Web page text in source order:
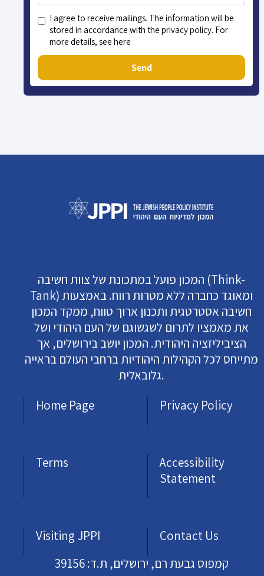
I agree to receive mailings. The information will be
stored in accordance with the privacy policy. For
more details, see here
Send
המכון פועל במתכונת של צוות חשיבה (Think-
Tank) ומאוגד כחברה ללא מטרות רווח. באמצעות
חשיבה אסטרטגית ותכנון ארוך טווח, ממקד המכון
את מאמציו לתרום לשגשוגם של העם היהודי ושל
הציביליזציה היהודית. המכון יושב בירושלים, אך
מתייחס לכל הקהילות היהודיות ברחבי העולם בראייה
גלובאלית.
Home Page
Privacy Policy
Terms
Accessibility
Statement
Visiting JPPI
Contact Us
קמפוס גבעת רם, ירושלים, ת.ד: 39156